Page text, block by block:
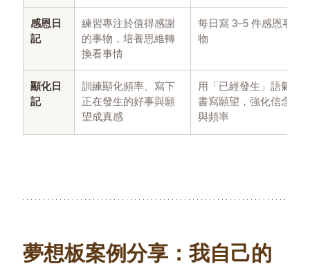
感恩日
記
練習專注於值得感謝
的事物，培養思維轉
換看事情
每日寫 3–5 件感恩事
物
顯化日
記
訓練顯化頻率、寫下
正在發生的好事與願
望成真感
用「已經發生」語氣
書寫願望，強化信念
與頻率
夢想板案例分享：我自己的